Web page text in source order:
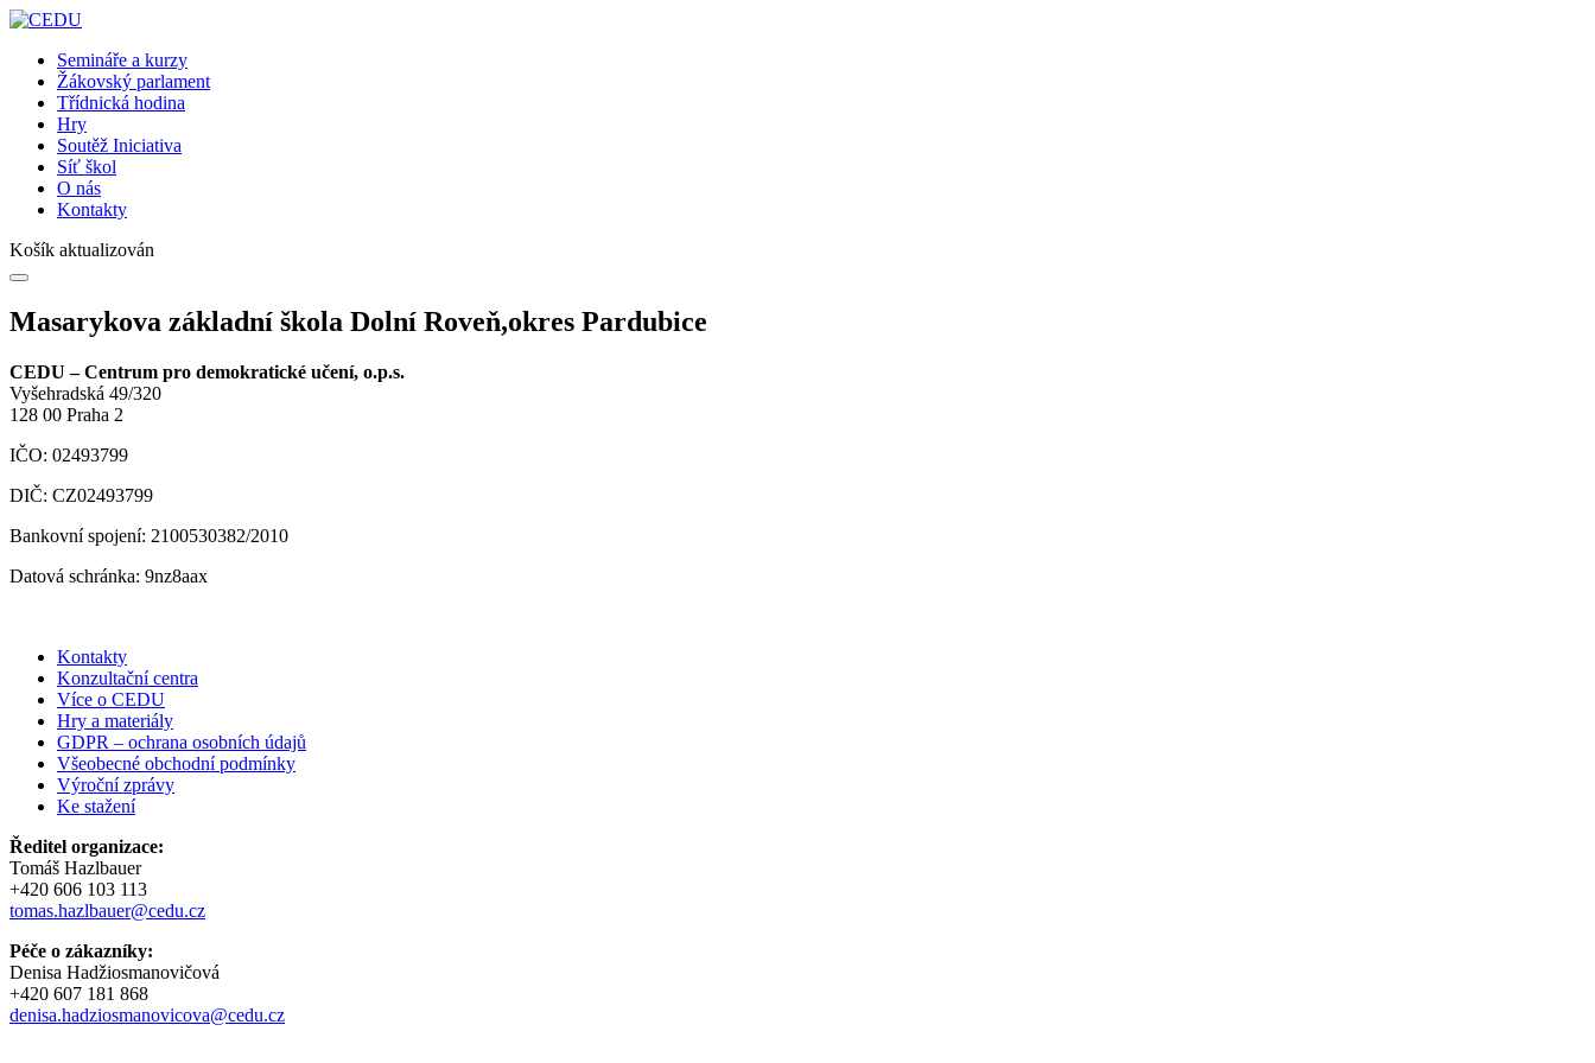
Semináře a kurzy
Žákovský parlament
Třídnická hodina
Hry
Soutěž Iniciativa
Síť škol
O nás
Kontakty
Košík aktualizován
Masarykova základní škola Dolní Roveň,okres Pardubice
CEDU – Centrum pro demokratické učení, o.p.s.
Vyšehradská 49/320
128 00 Praha 2
IČO: 02493799
DIČ: CZ02493799
Bankovní spojení: 2100530382/2010
Datová schránka: 9nz8aax
Kontakty
Konzultační centra
Více o CEDU
Hry a materiály
GDPR – ochrana osobních údajů
Všeobecné obchodní podmínky
Výroční zprávy
Ke stažení
Ředitel organizace:
Tomáš Hazlbauer
+420 606 103 113
tomas.hazlbauer@cedu.cz
Péče o zákazníky:
Denisa Hadžiosmanovičová
+420 607 181 868
denisa.hadziosmanovicova@cedu.cz